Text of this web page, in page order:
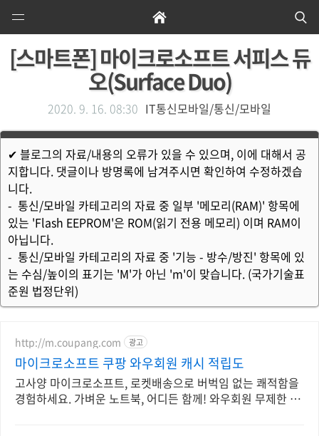
Open
Home
[스마트폰] 마이크로소프트 서피스 듀
오(Surface Duo)
2020. 9. 16. 08:30 IT통신모바일/통신/모바일
✔ 블로그의 자료/내용의 오류가 있을 수 있으며, 이에 대해서 공
지합니다. 댓글이나 방명록에 남겨주시면 확인하여 수정하겠습
니다.
- 통신/모바일 카테고리의 자료 중 일부 '메모리(RAM)' 항목에
있는 'Flash EEPROM'은 ROM(읽기 전용 메모리) 이며 RAM이
아닙니다.
- 통신/모바일 카테고리의 자료 중 '기능 - 방수/방진' 항목에 있
는 수심/높이의 표기는 'M'가 아닌 'm'이 맞습니다. (국가기술표
준원 법정단위)
http://m.coupang.com 광고
마이크로소프트 쿠팡 와우회원 캐시 적립도
고사양 마이크로소프트, 로켓배송으로 버벅임 없는 쾌적함을
경험하세요. 가벼운 노트북, 어디든 함께! 와우회원 무제한 무